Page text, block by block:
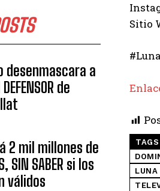
desenmascara a
de
2 mil millones de
SIN SABER si los
válidos
Sitio
TAGS
LUNA